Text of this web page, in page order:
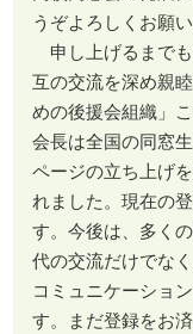
うぞよろしくお願
申し上げるまで
互の交流を深め親
めの後援会組織」
会長は全国の同窓
ページの立ち上げ
れました。現在の
す。今後は、多く
代の交流だけでな
コミュニケーショ
す。まだ登録をお